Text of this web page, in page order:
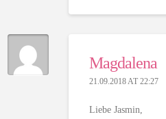
Magdalena
21.09.2018 AT 22:27
Liebe Jasmin,